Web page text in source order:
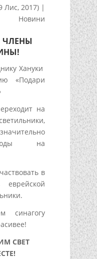
Лис, 2017) |
Новини
ЧЛЕНЫ
Хануки
«Подари
на
на
в
синагогу
СВЕТ